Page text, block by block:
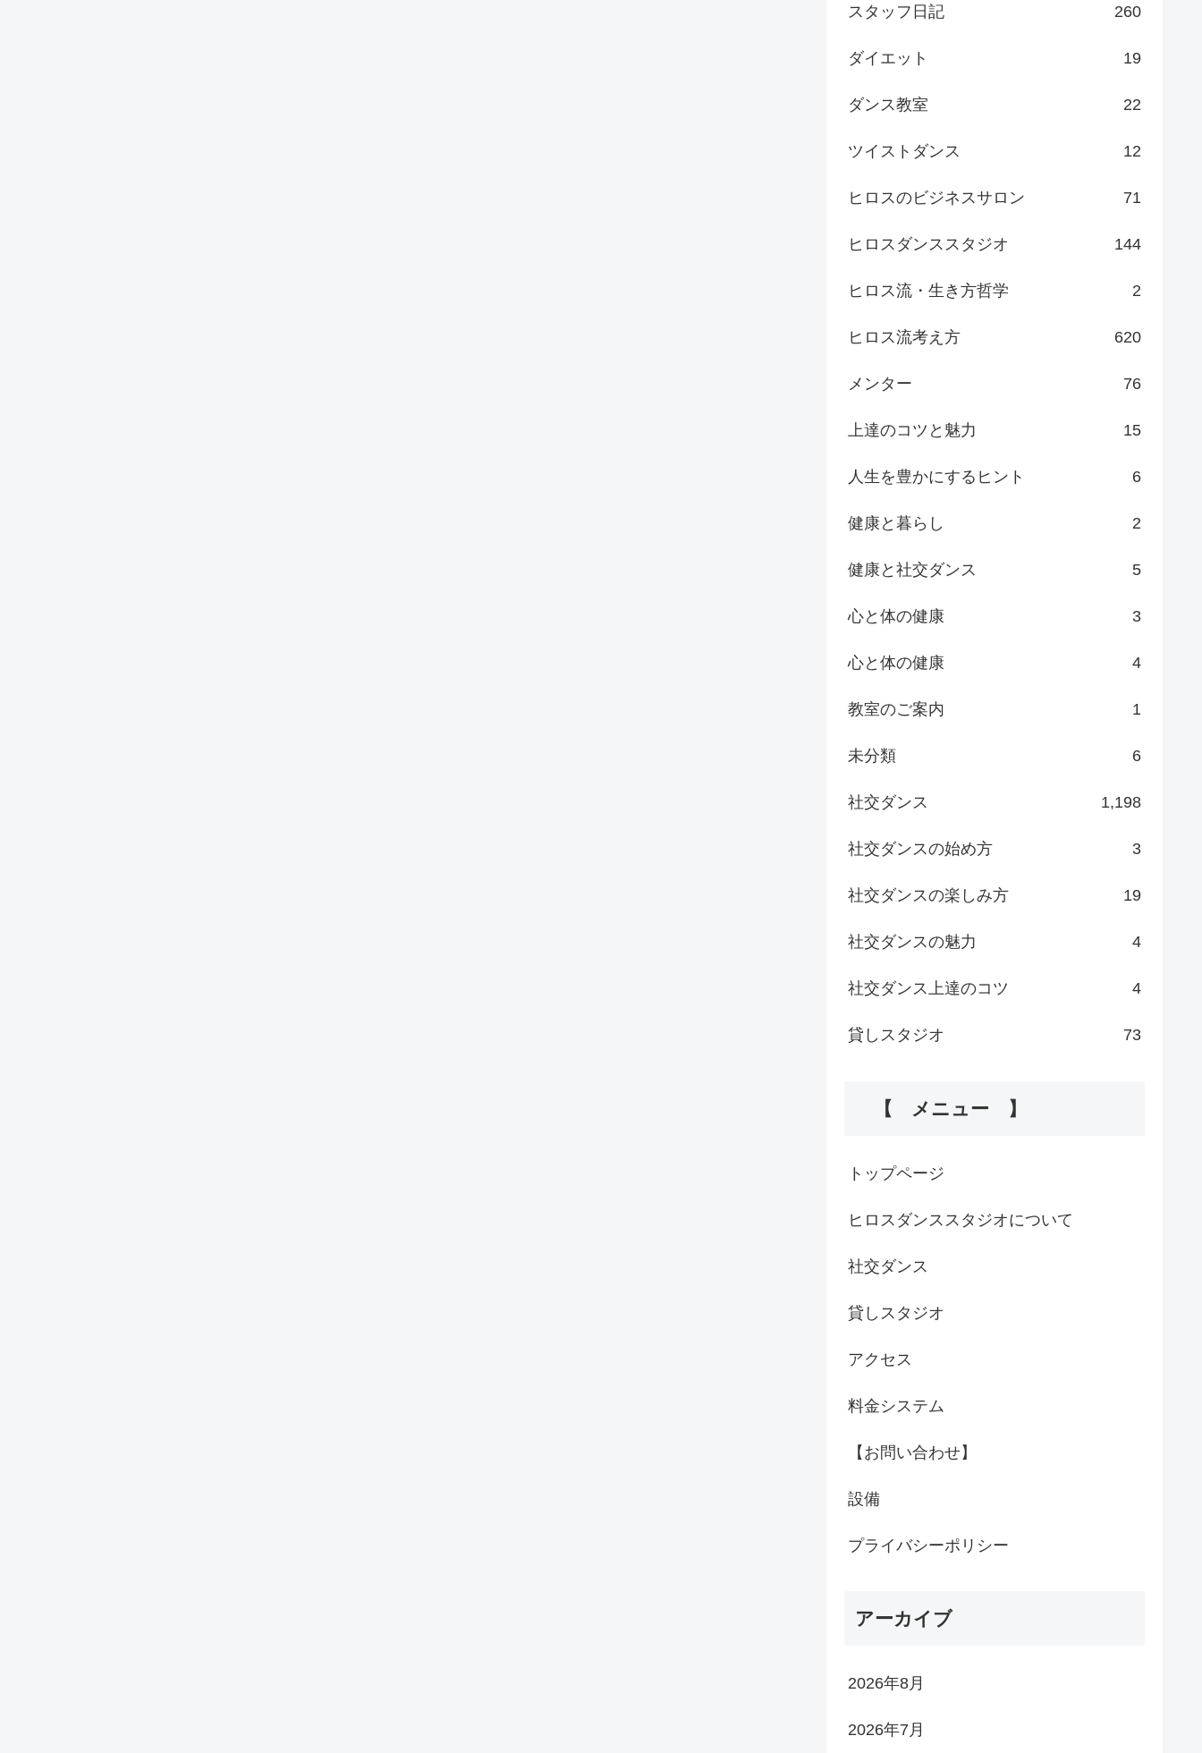
スタッフ日記 260
ダイエット 19
ダンス教室 22
ツイストダンス 12
ヒロスのビジネスサロン 71
ヒロスダンススタジオ 144
ヒロス流・生き方哲学 2
ヒロス流考え方 620
メンター 76
上達のコツと魅力 15
人生を豊かにするヒント 6
健康と暮らし 2
健康と社交ダンス 5
心と体の健康 3
心と体の健康 4
教室のご案内 1
未分類 6
社交ダンス 1,198
社交ダンスの始め方 3
社交ダンスの楽しみ方 19
社交ダンスの魅力 4
社交ダンス上達のコツ 4
貸しスタジオ 73
【 メニュー 】
トップページ
ヒロスダンススタジオについて
社交ダンス
貸しスタジオ
アクセス
料金システム
【お問い合わせ】
設備
プライバシーポリシー
アーカイブ
2026年8月
2026年7月